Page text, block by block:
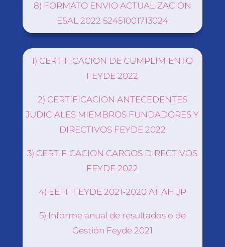
8) FORMATO ENVIO ACTUALIZACION
ESAL 2022 52451001713024
1) CERTIFICACION DE CUMPLIMIENTO
FEYDE 2022
2) CERTIFICACION ANTECEDENTES
JUDICIALES MIEMBROS FUNDADORES Y
DIRECTIVOS FEYDE 2022
3) CERTIFICACION CARGOS DIRECTIVOS
FEYDE 2022
4) EEFF FEYDE 2021-2020 AT AH JP
5) Informe anual de resultados o de
Gestión Feyde 2021